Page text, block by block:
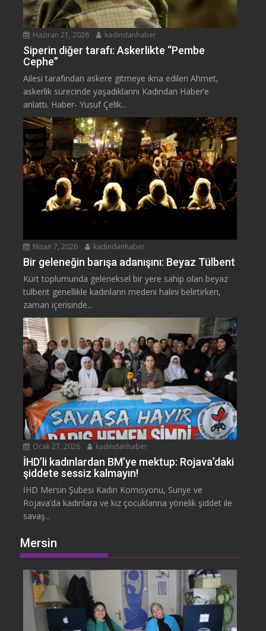
Haziran 21, 2026 kadindanhaber
Siperin diğer tarafı: Askerlikte “Pembe
Cephe”
Ailesi tarafından askere gitmeye ikna edilen Ahmet,
askerlik sürecinde yaşadıklarını Kadından Haber’e
anlattı. Haber- Yusuf Çelik...
Nisan 7, 2026 kadindanhaber
Bir geleneğin barışa adanışını: Beyaz Tülbent
Kürt toplumunda geleneksel bir yere sahip olan beyaz
tülbent genellikle kadınların medeni halini belirtirken,
zaman içerisinde...
Ocak 27, 2026 kadindanhaber
İHD’li kadınlardan BM’ye mektup: Rojava’daki
şiddete sessiz kalmayın!
İHD Mersin Şubesi Kadın Komisyonu, Suriye ve
Rojava’da kadınlara ve kız çocuklarına yönelik şiddet ile
savaş...
Mersin